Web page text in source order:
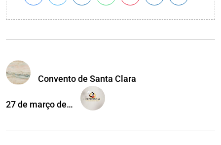
Convento de Santa Clara
27 de março de…